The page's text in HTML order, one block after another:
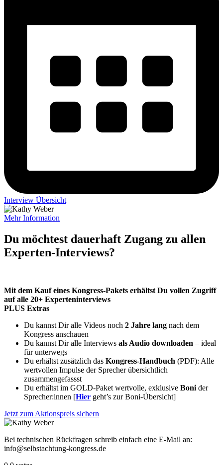
Interview Übersicht
Mehr Information
Du möchtest dauerhaft Zugang zu allen
Experten-Interviews?
Mit dem Kauf eines Kongress-Pakets erhältst Du vollen Zugriff
auf alle 20+ Experteninterviews
PLUS Extras
Du kannst Dir alle Videos noch 2 Jahre lang nach dem
Kongress anschauen
Du kannst Dir alle Interviews als Audio downloaden – ideal
für unterwegs
Du erhältst zusätzlich das Kongress-Handbuch (PDF): Alle
wertvollen Impulse der Sprecher übersichtlich
zusammengefassst
Du erhältst im GOLD-Paket wertvolle, exklusive Boni der
Sprecher:innen [Hier geht’s zur Boni-Übersicht]
Jetzt zum Aktionspreis sichern
Bei technischen Rückfragen schreib einfach eine E-Mail an:
info@selbstachtung-kongress.de